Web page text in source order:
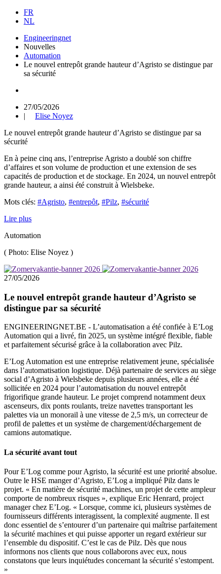
FR
NL
Engineeringnet
Nouvelles
Automation
Le nouvel entrepôt grande hauteur d’Agristo se distingue par
sa sécurité
27/05/2026
| Elise Noyez
Le nouvel entrepôt grande hauteur d’Agristo se distingue par sa
sécurité
En à peine cinq ans, l’entreprise Agristo a doublé son chiffre
d’affaires et son volume de production et une extension de ses
capacités de production et de stockage. En 2024, un nouvel entrepôt
grande hauteur, a ainsi été construit à Wielsbeke.
Mots clés: #Agristo, #entrepôt, #Pilz, #sécurité
Lire plus
Automation
( Photo: Elise Noyez )
27/05/2026
Le nouvel entrepôt grande hauteur d’Agristo se
distingue par sa sécurité
ENGINEERINGNET.BE - L’automatisation a été confiée à E’Log
Automation qui a livré, fin 2025, un système intégré flexible, fiable
et parfaitement sécurisé grâce à la collaboration avec Pilz.
E’Log Automation est une entreprise relativement jeune, spécialisée
dans l’automatisation logistique. Déjà partenaire de services au siège
social d’Agristo à Wielsbeke depuis plusieurs années, elle a été
sollicitée en 2024 pour l’automatisation du nouvel entrepôt
frigorifique grande hauteur. Le projet comprend notamment deux
ascenseurs, dix ponts roulants, treize navettes transportant les
palettes via un monorail à une vitesse de 2,5 m/s, un correcteur de
profil de palettes et un système de chargement/déchargement de
camions automatique.
La sécurité avant tout
Pour E’Log comme pour Agristo, la sécurité est une priorité absolue.
Outre le HSE manger d’Agristo, E’Log a impliqué Pilz dans le
projet. « En matière de sécurité machines, un projet de cette ampleur
comporte de nombreux risques », explique Eric Henrard, project
manager chez E’Log. « Lorsque, comme ici, plusieurs systèmes de
fournisseurs différents interagissent, la complexité augmente. Il est
donc essentiel de s’entourer d’un partenaire qui maîtrise parfaitement
la sécurité machines et qui puisse apporter un regard extérieur sur
l’ensemble du dispositif. C’est le cas de Pilz. Dès que nous
informons nos clients que nous collaborons avec eux, nous
constatons que leurs inquiétudes concernant la sécurité s’estompent.
»